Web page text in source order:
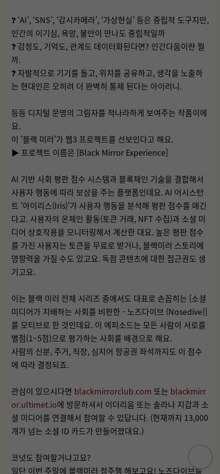
❓ ‘AI’, ‘SNS’, ‘감시카메라’, ‘가상현실’ 등은 중립적 도구지만,
인간의 이기심, 욕망, 불안이 만나도 중립적일까
❓ 감정도, 기억도, 관계도 데이터화된다면? 인간다움이란 뭘
까.
❓ 자발적으로 기기를 들고, 위치를 공유하고, 생각을 노출하
는 현대인은 오히려 더 완벽히 통제 된다는 아이러니.
등등 디지털 문명의 그림자를 적나라하게 보여주는 작품이에
요.
이 '블랙 미러'가 웹3 프로젝트를 선보인다고 해요.
▶ 프로젝트 이름은 [Black Mirror Experience]
AI 기반 사회 평판 점수 시스템과 블록체인 기술을 결합해서
사용자 행동에 따라 보상을 주는 플랫폼인데요. AI 어시스턴
트 '아이리스(Iris)'가 사용자 행동을 분석해 평판 점수를 매긴
다고. 사용자의 온체인 활동(토큰 거래, NFT 수집)과 소셜 미
디어 상호작용을 모니터링해서 계산한 대요. 높은 평판 점수
를 가진 사용자는 토큰을 무료로 받거나, 블랙미러 스토리에
영향력을 가질 수도 있고요. 독점 콘텐츠에 대한 접근권도 생
기고요.
이는 블랙 미러 전체 시리즈 중에서도 대표로 손꼽히는 [소셜
미디어가 지배하는 사회를 비판한 - 노즈다이브 (Nosedive)]
를 모티브로 한 것인데요. 이 에피소드는 모든 사람이 서로를
별점(1~5점)으로 평가하는 사회를 배경으로 해요.
사람의 신분, 주거, 직장, 심지어 항공권 좌석까지도 이 점수
에 따라 결정되죠.
관심이 있으시다면 blackmirrorclub.com 또는 blackmirr
or.ultimet.io에 방문하셔서 이더리움 또는 솔라나 지갑과 소
셜 미디어를 연결해서 참여할 수 있답니다. (현재까지 13,000
개가 넘는 소셜 ID 카드가 만들어졌대요.)
코넛도 참여할거냐고요?
일단 이번 주말에 블랙미러 정주행 해보고요! 노즈다이브를